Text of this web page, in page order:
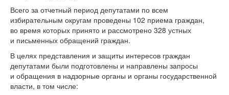
Всего за отчетный период депутатами по всем
избирательным округам проведены 102 приема граждан,
во время которых принято и рассмотрено 328 устных
и письменных обращений граждан.
В целях представления и защиты интересов граждан
депутатами были подготовлены и направлены запросы
и обращения в надзорные органы и органы государственной
власти, в том числе: